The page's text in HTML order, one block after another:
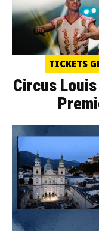
TICKETS
Circus